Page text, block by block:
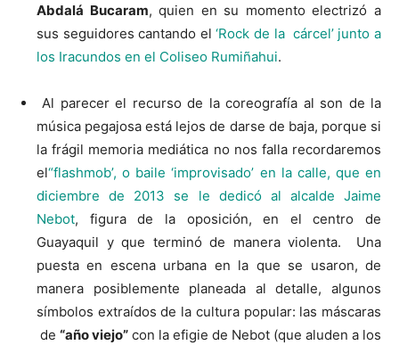
Abdalá Bucaram, quien en su momento electrizó a
sus seguidores cantando el‘Rock de la cárcel’ junto a
los Iracundos en el Coliseo Rumiñahui.
Al parecer el recurso de la coreografía al son de la
música pegajosa está lejos de darse de baja, porque si
la frágil memoria mediática no nos falla recordaremos
el“flashmob’, o baile ‘improvisado’ en la calle, que en
diciembre de 2013 se le dedicó al alcalde Jaime
Nebot, figura de la oposición, en el centro de
Guayaquil y que terminó de manera violenta. Una
puesta en escena urbana en la que se usaron, de
manera posiblemente planeada al detalle, algunos
símbolos extraídos de la cultura popular: las máscaras
de “año viejo” con la efigie de Nebot (que aluden a los